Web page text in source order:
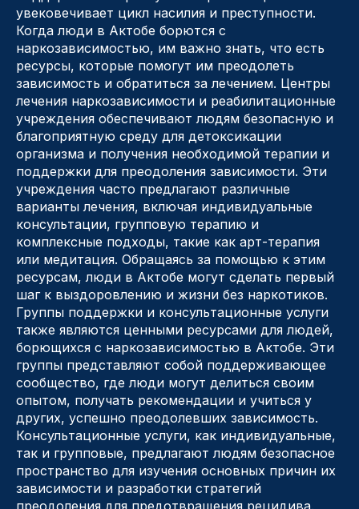
увековечивает цикл насилия и преступности.
Когда люди в Актобе борются с
наркозависимостью, им важно знать, что есть
ресурсы, которые помогут им преодолеть
зависимость и обратиться за лечением. Центры
лечения наркозависимости и реабилитационные
учреждения обеспечивают людям безопасную и
благоприятную среду для детоксикации
организма и получения необходимой терапии и
поддержки для преодоления зависимости. Эти
учреждения часто предлагают различные
варианты лечения, включая индивидуальные
консультации, групповую терапию и
комплексные подходы, такие как арт-терапия
или медитация. Обращаясь за помощью к этим
ресурсам, люди в Актобе могут сделать первый
шаг к выздоровлению и жизни без наркотиков.
Группы поддержки и консультационные услуги
также являются ценными ресурсами для людей,
борющихся с наркозависимостью в Актобе. Эти
группы представляют собой поддерживающее
сообщество, где люди могут делиться своим
опытом, получать рекомендации и учиться у
других, успешно преодолевших зависимость.
Консультационные услуги, как индивидуальные,
так и групповые, предлагают людям безопасное
пространство для изучения основных причин их
зависимости и разработки стратегий
преодоления для предотвращения рецидива.